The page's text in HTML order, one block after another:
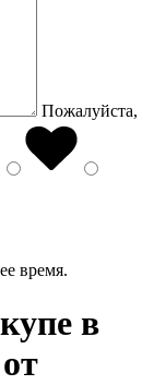
Пожалуйста,
время.
в